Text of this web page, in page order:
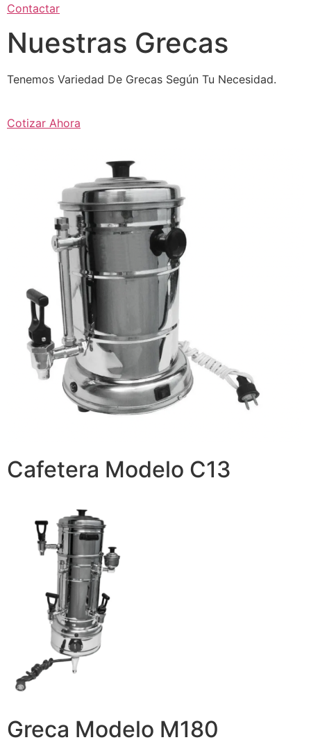
Contactar
Nuestras Grecas
Tenemos Variedad De Grecas Según Tu Necesidad.
Cotizar Ahora
Cafetera Modelo C13
Greca Modelo M180